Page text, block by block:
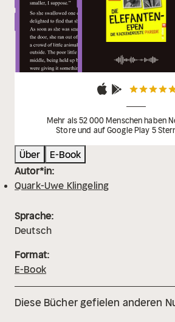
Mehr als 52 000 Menschen haben
Store und auf Google Play 5
Über
E-Book
Autor*in:
Quark-Uwe Klingeling
Sprache:
Deutsch
Format:
E-Book
Diese Bücher gefielen anderen